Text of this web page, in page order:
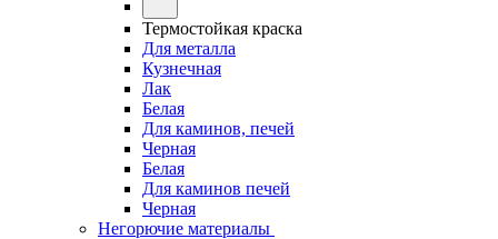
Термостойкая краска
Для металла
Кузнечная
Лак
Белая
Для каминов, печей
Черная
Белая
Для каминов печей
Черная
Негорючие материалы